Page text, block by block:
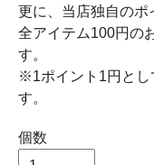
更に、当店独自のポ
全アイテム100円の
す。
※1ポイント1円とし
す。
個数